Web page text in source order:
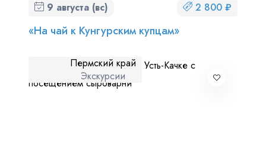
9 августа (вс) 2 800 ₽
«На чай к Кунгурским купцам»
Пермский край
Экскурсии